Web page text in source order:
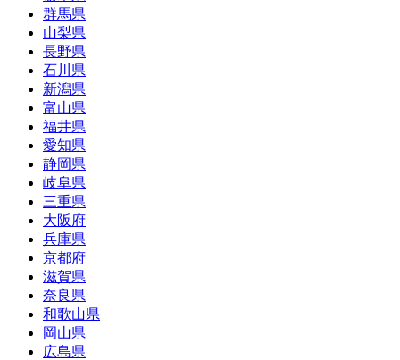
群馬県
山梨県
長野県
石川県
新潟県
富山県
福井県
愛知県
静岡県
岐阜県
三重県
大阪府
兵庫県
京都府
滋賀県
奈良県
和歌山県
岡山県
広島県